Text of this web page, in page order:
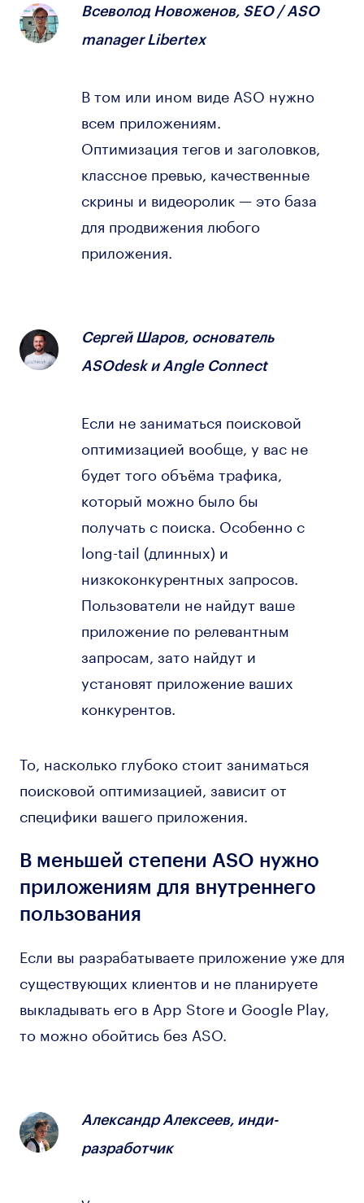
Всеволод Новоженов, SEO / ASO
manager Libertex
В том или ином виде ASO нужно
всем приложениям.
Оптимизация тегов и заголовков,
классное превью, качественные
скрины и видеоролик — это база
для продвижения любого
приложения.
Сергей Шаров, основатель
ASOdesk и Angle Connect
Если не заниматься поисковой
оптимизацией вообще, у вас не
будет того объёма трафика,
который можно было бы
получать с поиска. Особенно с
long-tail (длинных) и
низкоконкурентных запросов.
Пользователи не найдут ваше
приложение по релевантным
запросам, зато найдут и
установят приложение ваших
конкурентов.
То, насколько глубоко стоит заниматься
поисковой оптимизацией, зависит от
специфики вашего приложения.
В меньшей степени ASO нужно
приложениям для внутреннего
пользования
Если вы разрабатываете приложение уже для
существующих клиентов и не планируете
выкладывать его в App Store и Google Play,
то можно обойтись без ASO.
Александр Алексеев, инди-
разработчик